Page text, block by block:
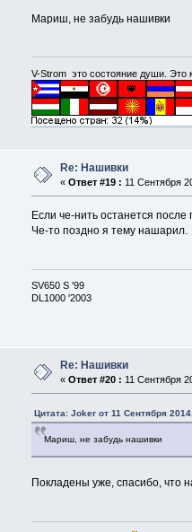
Мариш, не забудь нашивки
V-Strom это состояние души.
Re: Нашивки
« Ответ #19 : 11 Сентября
Если че-нить останется
Че-то поздно я тему нашарил.
SV650 S '99
DL1000 '2003
Re: Нашивки
« Ответ #20 : 11 Сентября
Цитата: Joker от 11 Сентября
Мариш, не забудь нашивки
Покладены уже, спасибо, что